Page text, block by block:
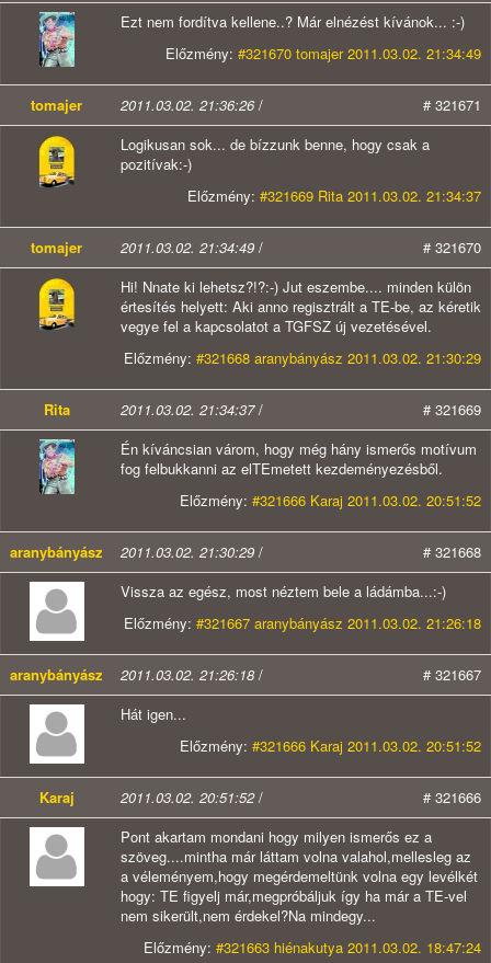
Ezt nem fordítva kellene..? Már elnézést kívánok... :-)
Előzmény: #321670 tomajer 2011.03.02. 21:34:49
tomajer 2011.03.02. 21:36:26/
# 321671
Logikusan sok... de bízzunk benne, hogy csak a
pozitívak:-)
Előzmény: #321669 Rita 2011.03.02. 21:34:37
tomajer 2011.03.02. 21:34:49 /
# 321670
Hi! Nnate ki lehetsz?!?:-) Jut eszembe.... minden külön
értesítés helyett: Aki anno regisztrált a TE-be, az kéretik
vegye fel a kapcsolatot a TGFSZ új vezetésével.
Előzmény: #321668 aranybányász 2011.03.02. 21:30:29
Rita 2011.03.02. 21:34:37/
# 321669
Én kíváncsian várom, hogy még hány ismerős motívum
fog felbukkanni az elTEmetett kezdeményezésből.
Előzmény: #321666 Karaj 2011.03.02. 20:51:52
aranybányász 2011.03.02. 21:30:29 /
# 321668
Vissza az egész, most néztem bele a ládámba...:-)
Előzmény: #321667 aranybányász 2011.03.02. 21:26:18
aranybányász 2011.03.02. 21:26:18 /
# 321667
Hát igen...
Előzmény: #321666 Karaj 2011.03.02. 20:51:52
Karaj 2011.03.02. 20:51:52/
# 321666
Pont akartam mondani hogy milyen ismerős ez a
szöveg....mintha már láttam volna valahol,mellesleg az
a véleményem,hogy megérdemeltünk volna egy levélkét
hogy: TE figyelj már,megpróbáljuk így ha már a TE-vel
nem sikerült,nem érdekel?Na mindegy...
Előzmény: #321663 hiénakutya 2011.03.02. 18:47:24